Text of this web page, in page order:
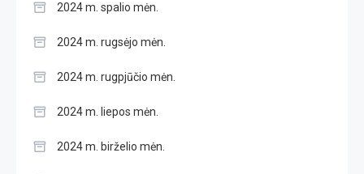
2024 m. spalio mėn.
2024 m. rugsėjo mėn.
2024 m. rugpjūčio mėn.
2024 m. liepos mėn.
2024 m. birželio mėn.